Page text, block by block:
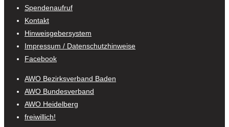
Spendenaufruf
Kontakt
Hinweisgebersystem
Impressum / Datenschutzhinweise
Facebook
AWO Bezirksverband Baden
AWO Bundesverband
AWO Heidelberg
freiwillich!